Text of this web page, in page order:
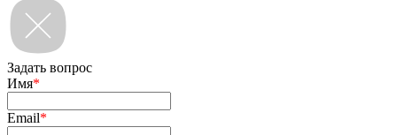
Задать вопрос
Имя*
Email*